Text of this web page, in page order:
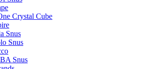
Crystal Cube
Snus
Snus
Snus